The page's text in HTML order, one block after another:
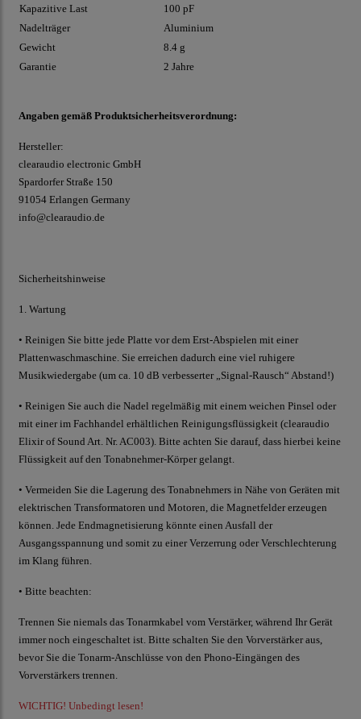
Kapazitive Last
100 pF
Nadelträger
Aluminium
Gewicht
8.4 g
Garantie
2 Jahre
Angaben gemäß Produktsicherheitsverordnung:
Hersteller:
clearaudio electronic GmbH
Spardorfer Straße 150
91054 Erlangen Germany
info@clearaudio.de
Sicherheitshinweise
1. Wartung
• Reinigen Sie bitte jede Platte vor dem Erst-Abspielen mit einer
Plattenwaschmaschine. Sie erreichen dadurch eine viel ruhigere
Musikwiedergabe (um ca. 10 dB verbesserter „Signal-Rausch“ Abstand!)
• Reinigen Sie auch die Nadel regelmäßig mit einem weichen Pinsel oder
mit einer im Fachhandel erhältlichen Reinigungsflüssigkeit (clearaudio
Elixir of Sound Art. Nr. AC003). Bitte achten Sie darauf, dass hierbei keine
Flüssigkeit auf den Tonabnehmer-Körper gelangt.
• Vermeiden Sie die Lagerung des Tonabnehmers in Nähe von Geräten mit
elektrischen Transformatoren und Motoren, die Magnetfelder erzeugen
können. Jede Endmagnetisierung könnte einen Ausfall der
Ausgangsspannung und somit zu einer Verzerrung oder Verschlechterung
im Klang führen.
• Bitte beachten:
Trennen Sie niemals das Tonarmkabel vom Verstärker, während Ihr Gerät
immer noch eingeschaltet ist. Bitte schalten Sie den Vorverstärker aus,
bevor Sie die Tonarm-Anschlüsse von den Phono-Eingängen des
Vorverstärkers trennen.
WICHTIG! Unbedingt lesen!